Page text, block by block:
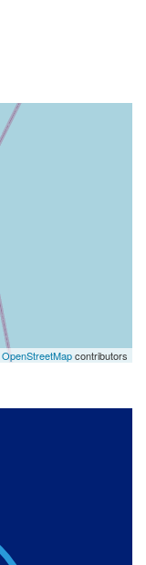
OpenStreetMapcontributors